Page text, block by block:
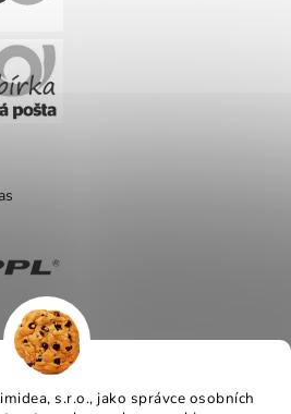
s.r.o., jako správce osobních